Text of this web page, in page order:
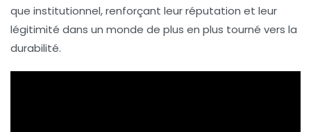
que institutionnel, renforçant leur réputation et leur
légitimité dans un monde de plus en plus tourné vers la
durabilité.